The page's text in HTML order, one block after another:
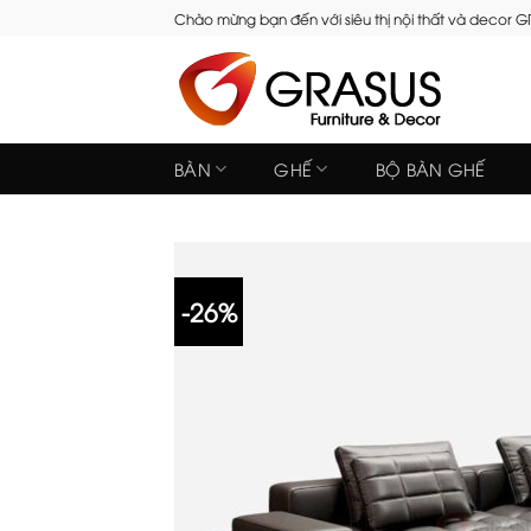
Chào mừng bạn đến với siêu thị nội thất và decor
BÀN GHẾ BỘ BÀN GHẾ
-26%